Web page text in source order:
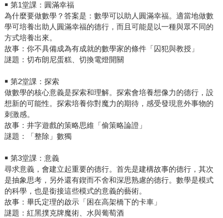
￭ 第1堂課：圓滿幸福
為什麼要做數學？答案是：數學可以助人圓滿幸福。適當地做數
學可培養出助人圓滿幸福的德行，而且可能是以一種與眾不同的
方式培養出來。
故事：你不具備成為有成就的數學家的條件「囚犯與教授」
謎題：切布朗尼蛋糕、切換電燈開關
￭ 第2堂課：探索
做數學的核心意義是探索和理解。探索會培養想像力的德行，設
想新的可能性。探索培養你對魔力的期待，感受發現意外事物的
刺激感。
故事：井字遊戲的策略思維「偷策略論證」
謎題：「整除」數獨
￭ 第3堂課：意義
尋求意義，會建立起重要的德行。首先是建構故事的德行，其次
是抽象思考，另外還有鍥而不舍和深思熟慮的德行。數學是模式
的科學，也是銜接這些模式的意義的藝術。
故事：畢氏定理的啟示「困在高架橋下的卡車」
謎題：紅黑撲克牌魔術、水與葡萄酒